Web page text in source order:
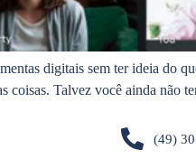
digitais sem ter ideia do
coisas. Talvez você ainda não
(49)